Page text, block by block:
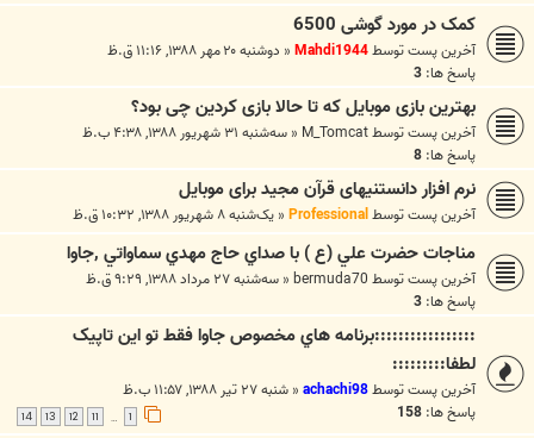
کمک در مورد گوشی 6500
آخرین پست توسطMahdi1944
« دوشنبه ۲۰ مهر ۱۳۸۸, ۱۱:۱۶ ق.ظ
پاسخ ها: 3
بهترین بازی موبایل که تا حالا بازی کردین چی بود؟
آخرین پست توسطM_Tomcat
« سه‌شنبه ۳۱ شهریور ۱۳۸۸, ۴:۳۸ ب.ظ
پاسخ ها: 8
نرم افزار دانستنیهای قرآن مجید برای موبایل
آخرین پست توسطProfessional
« یک‌شنبه ۸ شهریور ۱۳۸۸, ۱۰:۳۲ ق.ظ
مناجات حضرت علي (ع ) با صداي حاج مهدي سماواتي ,جاوا
آخرین پست توسطbermuda70
« سه‌شنبه ۲۷ مرداد ۱۳۸۸, ۹:۲۹ ق.ظ
پاسخ ها: 3
:::::::::::::::::برنامه هاي مخصوص جاوا فقط تو اين تاپيک
لطفا:::::::::
آخرین پست توسطachachi98
« شنبه ۲۷ تیر ۱۳۸۸, ۱۱:۵۷ ب.ظ
پاسخ ها: 158
…
11
12
13
14